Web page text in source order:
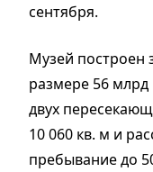
сентября.
Музей построен
размере 56 млрд
двух
10 060 кв. м и
пребывание до